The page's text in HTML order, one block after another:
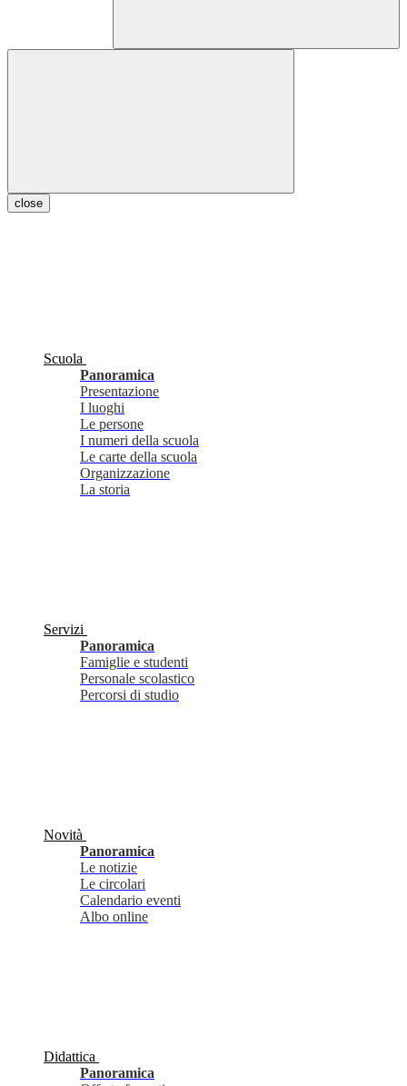
close
Scuola
Panoramica
Presentazione
I luoghi
Le persone
I numeri della scuola
Le carte della scuola
Organizzazione
La storia
Servizi
Panoramica
Famiglie e studenti
Personale scolastico
Percorsi di studio
Novità
Panoramica
Le notizie
Le circolari
Calendario eventi
Albo online
Didattica
Panoramica